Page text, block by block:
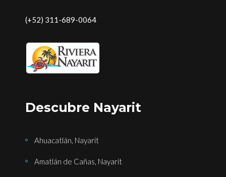
(+52) 311-689-0064
Descubre Nayarit
Ahuacatlán, Nayarit
Amatlán de Cañas, Nayarit